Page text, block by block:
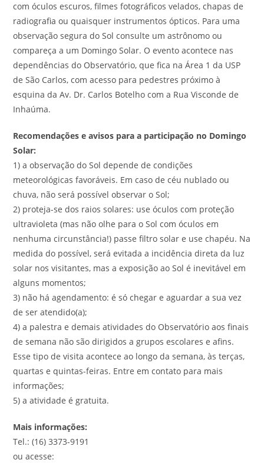
com óculos escuros, filmes fotográficos velados, chapas de
radiografia ou quaisquer instrumentos ópticos. Para uma
observação segura do Sol consulte um astrônomo ou
compareça a um Domingo Solar. O evento acontece nas
dependências do Observatório, que fica na Área 1 da USP
de São Carlos, com acesso para pedestres próximo à
esquina da Av. Dr. Carlos Botelho com a Rua Visconde de
Inhaúma.
Recomendações e avisos para a participação no Domingo
Solar:
1) a observação do Sol depende de condições
meteorológicas favoráveis. Em caso de céu nublado ou
chuva, não será possível observar o Sol;
2) proteja-se dos raios solares: use óculos com proteção
ultravioleta (mas não olhe para o Sol com óculos em
nenhuma circunstância!) passe filtro solar e use chapéu. Na
medida do possível, será evitada a incidência direta da luz
solar nos visitantes, mas a exposição ao Sol é inevitável em
alguns momentos;
3) não há agendamento: é só chegar e aguardar a sua vez
de ser atendido(a);
4) a palestra e demais atividades do Observatório aos finais
de semana não são dirigidos a grupos escolares e afins.
Esse tipo de visita acontece ao longo da semana, às terças,
quartas e quintas-feiras. Entre em contato para mais
informações;
5) a atividade é gratuita.
Mais informações:
Tel.: (16) 3373-9191
ou acesse: